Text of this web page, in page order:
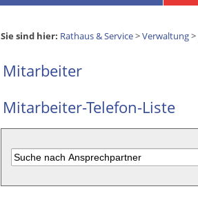
Sie sind hier: Rathaus & Service>Verwaltung>
Mitarbeiter
Mitarbeiter-Telefon-Liste